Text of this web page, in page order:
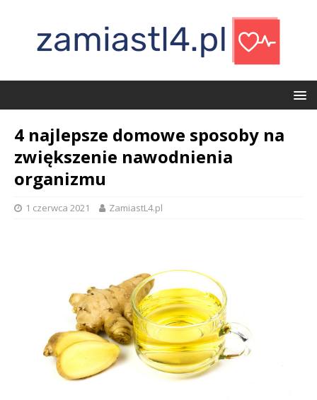
4 najlepsze domowe sposoby na
zwiększenie nawodnienia
organizmu
1 czerwca 2021 ZamiastL4.pl